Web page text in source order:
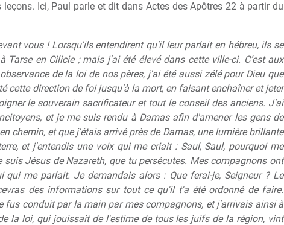
Ici, Paul parle et dit dans Actes des Apôtres 22 à partir du
vous ! Lorsqu'ils entendirent qu'il leur parlait en hébreu, ils se
en Cilicie ; mais j'ai été élevé dans cette ville-ci. C’est aux
de la loi de nos pères, j'ai été aussi zélé pour Dieu que
cette direction de foi jusqu'à la mort, en faisant enchaîner et jeter
le souverain sacrificateur et tout le conseil des anciens. J'ai
et je me suis rendu à Damas afin d'amener les gens de
chemin, et que j'étais arrivé près de Damas, une lumière brillante
et j'entendis une voix qui me criait : Saul, Saul, pourquoi me
Jésus de Nazareth, que tu persécutes. Mes compagnons ont
me parlait. Je demandais alors : Que ferai-je, Seigneur ? Le
des informations sur tout ce qu'il t'a été ordonné de faire.
fus conduit par la main par mes compagnons, et j'arrivais ainsi à
la loi, qui jouissait de l'estime de tous les juifs de la région, vint